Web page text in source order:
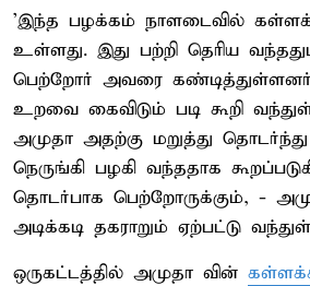
'இந்த பழக்கம் நாளடைவில்
உள்ளது. இது பற்றி தெரிய
பெற்றோர் அவரை
உறவை கைவிடும் படி கூறி
அமுதா அதற்கு மறுத்து
நெருங்கி பழகி வந்ததாக
தொடர்பாக பெற்றோருக்கும், -
அடிக்கடி தகராறும் ஏற்பட்டு
ஒருகட்டத்தில் அமுதா வின்